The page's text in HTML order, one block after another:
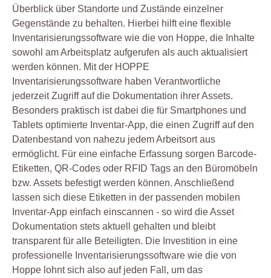
Überblick über Standorte und Zustände einzelner
Gegenstände zu behalten. Hierbei hilft eine flexible
Inventarisierungssoftware wie die von Hoppe, die Inhalte
sowohl am Arbeitsplatz aufgerufen als auch aktualisiert
werden können. Mit der HOPPE
Inventarisierungssoftware haben Verantwortliche
jederzeit Zugriff auf die Dokumentation ihrer Assets.
Besonders praktisch ist dabei die für Smartphones und
Tablets optimierte Inventar-App, die einen Zugriff auf den
Datenbestand von nahezu jedem Arbeitsort aus
ermöglicht. Für eine einfache Erfassung sorgen Barcode-
Etiketten, QR-Codes oder RFID Tags an den Büromöbeln
bzw. Assets befestigt werden können. Anschließend
lassen sich diese Etiketten in der passenden mobilen
Inventar-App einfach einscannen - so wird die Asset
Dokumentation stets aktuell gehalten und bleibt
transparent für alle Beteiligten. Die Investition in eine
professionelle Inventarisierungssoftware wie die von
Hoppe lohnt sich also auf jeden Fall, um das